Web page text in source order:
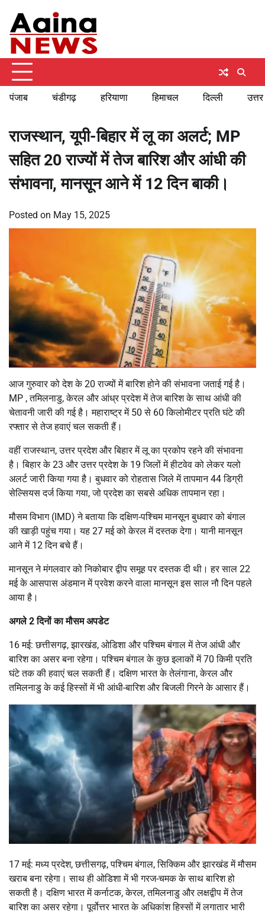
content
पंजाब चंडीगढ़ हरियाणा हिमाचल दिल्ली
राजस्थान, यूपी-बिहार में लू का अलर्ट; MP
सहित 20 राज्यों में तेज बारिश और आंधी की
संभावना, मानसून आने में 12 दिन बाकी।
Posted on May 15, 2025
आज गुरुवार को देश के 20 राज्यों में बारिश होने की संभावना जताई गई है।
MP , तमिलनाडु, केरल और आंध्र प्रदेश में तेज बारिश के साथ आंधी की
चेतावनी जारी की गई है। महाराष्ट्र में 50 से 60 किलोमीटर प्रति घंटे की
रफ्तार से तेज हवाएं चल सकती हैं।
वहीं राजस्थान, उत्तर प्रदेश और बिहार में लू का प्रकोप रहने की संभावना
है। बिहार के 23 और उत्तर प्रदेश के 19 जिलों में हीटवेव को लेकर यलो
अलर्ट जारी किया गया है। बुधवार को रोहतास जिले में तापमान 44 डिग्री
सेल्सियस दर्ज किया गया, जो प्रदेश का सबसे अधिक तापमान रहा।
मौसम विभाग (IMD) ने बताया कि दक्षिण-पश्चिम मानसून बुधवार को बंगाल
की खाड़ी पहुंच गया। यह 27 मई को केरल में दस्तक देगा। यानी मानसून
आने में 12 दिन बचे हैं।
मानसून ने मंगलवार को निकोबार द्वीप समूह पर दस्तक दी थी। हर साल 22
मई के आसपास अंडमान में प्रवेश करने वाला मानसून इस साल नौ दिन पहले
आया है।
अगले 2 दिनों का मौसम अपडेट
16 मई: छत्तीसगढ़, झारखंड, ओडिशा और पश्चिम बंगाल में तेज आंधी और
बारिश का असर बना रहेगा। पश्चिम बंगाल के कुछ इलाकों में 70 किमी प्रति
घंटे तक की हवाएं चल सकती हैं। दक्षिण भारत के तेलंगाना, केरल और
तमिलनाडु के कई हिस्सों में भी आंधी-बारिश और बिजली गिरने के आसार हैं।
17 मई: मध्य प्रदेश, छत्तीसगढ़, पश्चिम बंगाल, सिक्किम और झारखंड में मौसम
खराब बना रहेगा। साथ ही ओडिशा में भी गरज-चमक के साथ बारिश हो
सकती है। दक्षिण भारत में कर्नाटक, केरल, तमिलनाडु और लक्षद्वीप में तेज
बारिश का असर रहेगा। पूर्वोत्तर भारत के अधिकांश हिस्सों में लगातार भारी